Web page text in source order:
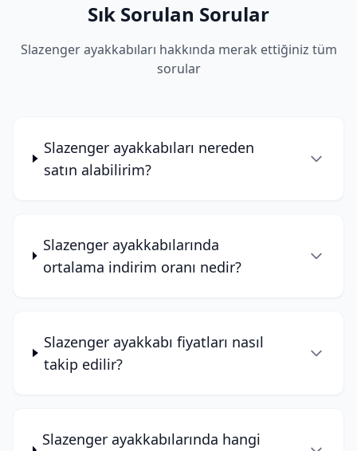
Sık Sorulan Sorular
Slazenger ayakkabıları hakkında merak ettiğiniz tüm
sorular
Slazenger ayakkabıları nereden
satın alabilirim?
Slazenger ayakkabılarında
ortalama indirim oranı nedir?
Slazenger ayakkabı fiyatları nasıl
takip edilir?
Slazenger ayakkabılarında hangi